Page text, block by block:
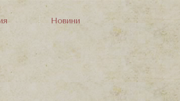
Новини